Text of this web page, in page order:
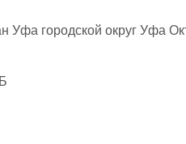
Уфа городской округ Уфа